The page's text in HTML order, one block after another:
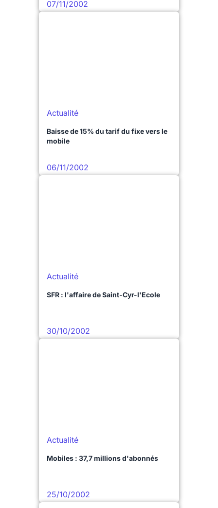
07/11/2002
Actualité
Baisse de 15% du tarif du fixe vers le
mobile
06/11/2002
Actualité
SFR : l'affaire de Saint-Cyr-l'Ecole
30/10/2002
Actualité
Mobiles : 37,7 millions d'abonnés
25/10/2002